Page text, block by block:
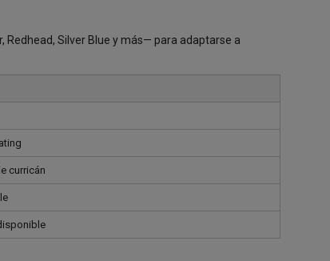
Redhead, Silver Blue y más— para adaptarse a
curricán